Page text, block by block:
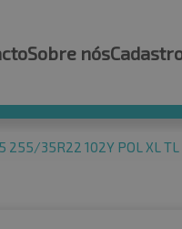
Sobre nós
255/35R22 102Y POL XL TL